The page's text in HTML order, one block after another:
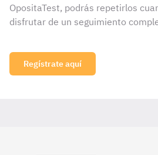
OpositaTest, podrás repetirlos
disfrutar de un seguimiento
Regístrate aquí